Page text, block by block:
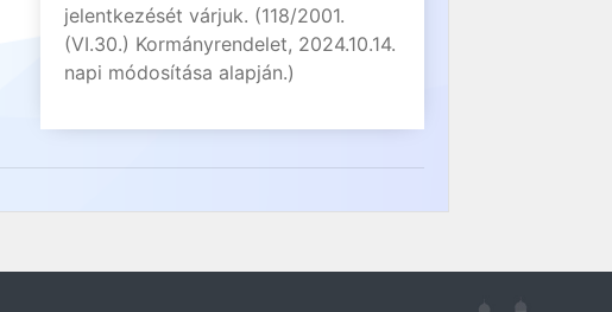
jelentkezését várjuk. (118/2001.
(VI.30.) Kormányrendelet, 2024.10.14.
napi módosítása alapján.)